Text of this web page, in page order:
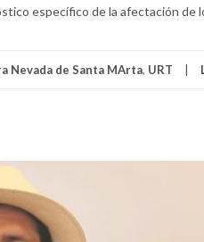
específico de la afectación de
Nevada de Santa MArta, URT